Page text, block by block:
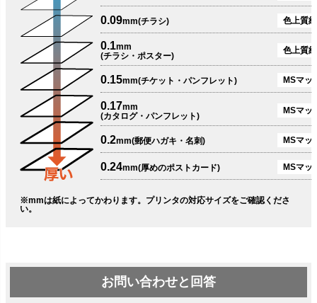
0.09mm(チラシ) 色上質
0.1mm
(チラシ・ポスター)
色上質
0.15mm(チケット・パンフレット) MSマッ
0.17mm
(カタログ・パンフレット)
MSマッ
0.2mm(郵便ハガキ・名刺) MSマッ
0.24mm(厚めのポストカード) MSマッ
※mmは紙によってかわります。プリンタの対応サイズをご確認くださ
い。
お問い合わせと回答